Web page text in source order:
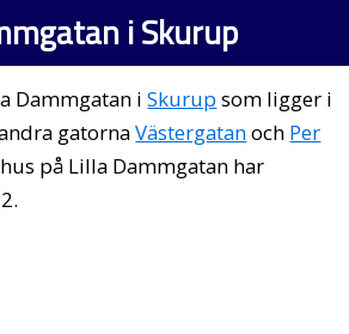
i Skurup
Dammgatan iSkurup som ligger i
gatornaVästergatanoch Per
på Lilla Dammgatan har